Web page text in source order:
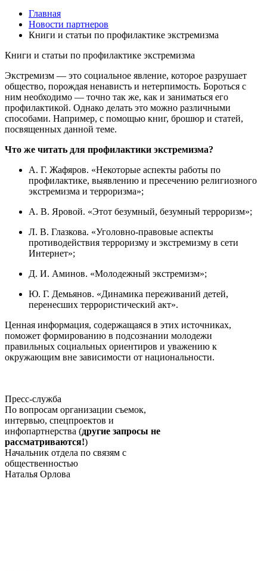
Главная
Новости партнеров
Книги и статьи по профилактике экстремизма
Книги и статьи по профилактике экстремизма
Экстремизм — это социальное явление, которое разрушает
общество, порождая ненависть и нетерпимость. Бороться с
ним необходимо — точно так же, как и заниматься его
профилактикой. Однако делать это можно различными
способами. Например, с помощью книг, брошюр и статей,
посвященных данной теме.
Что же читать для профилактики экстремизма?
А. Г. Жафяров. «Некоторые аспекты работы по
профилактике, выявлению и пресечению религиозного
экстремизма и терроризма»;
А. В. Яровой. «Этот безумный, безумный терроризм»;
Л. В. Глазкова. «Уголовно-правовые аспекты
противодействия терроризму и экстремизму в сети
Интернет»;
Д. И. Аминов. «Молодежный экстремизм»;
Ю. Г. Демьянов. «Динамика переживаний детей,
перенесших террористический акт».
Ценная информация, содержащаяся в этих источниках,
поможет формированию в подсознании молодежи
правильных социальных ориентиров и уважению к
окружающим вне зависимости от национальности.
Пресс-служба
По вопросам организации съемок,
интервью, спецпроектов и
инфопартнерства (другие запросы не
рассматриваются!)
Начальник отдела по связям с
общественностью
Наталья Орлова